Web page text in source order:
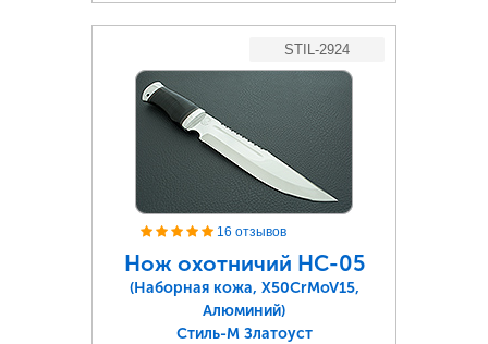
STIL-2924
16 отзывов
Нож охотничий НС-05
(Наборная кожа, Х50CrMoV15,
Алюминий)
Стиль-М Златоуст